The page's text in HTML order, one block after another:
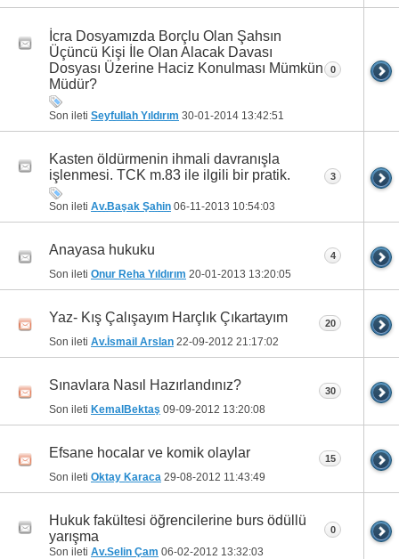
İcra Dosyamızda Borçlu Olan Şahsın
Üçüncü Kişi İle Olan Alacak Davası
Dosyası Üzerine Haciz Konulması Mümkün
Müdür?
Son ileti Seyfullah Yıldırım 30-01-2014 13:42:51
0
Kasten öldürmenin ihmali davranışla
işlenmesi. TCK m.83 ile ilgili bir pratik.
Son ileti Av.Başak Şahin 06-11-2013 10:54:03
3
Anayasa hukuku
Son ileti Onur Reha Yıldırım 20-01-2013 13:20:05
4
Yaz- Kış Çalışayım Harçlık Çıkartayım
Son ileti Av.İsmail Arslan 22-09-2012 21:17:02
20
Sınavlara Nasıl Hazırlandınız?
Son ileti KemalBektaş 09-09-2012 13:20:08
30
Efsane hocalar ve komik olaylar
Son ileti Oktay Karaca 29-08-2012 11:43:49
15
Hukuk fakültesi öğrencilerine burs ödüllü
yarışma
Son ileti Av.Selin Çam 06-02-2012 13:32:03
0